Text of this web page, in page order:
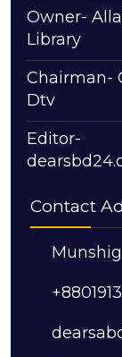
Owner-
Library
Chairman-
Dtv
Editor-
Contact